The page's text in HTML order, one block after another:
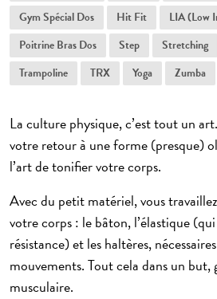
Gym Spécial Dos
Hit Fit LIA (Low
Poitrine Bras Dos
Step Stretching
Trampoline
TRX Yoga Zumba
La culture physique, c’est tout un
votre retour à une forme (presque)
l’art de tonifier votre corps.
Avec du petit matériel, vous
votre corps : le bâton, l’élastique
résistance) et les haltères,
mouvements. Tout cela dans un
musculaire.